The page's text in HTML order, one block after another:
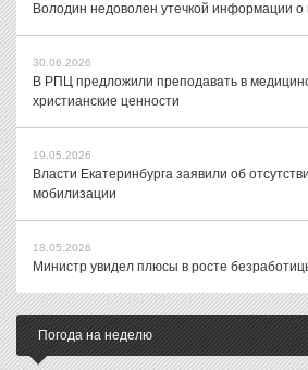
Володин недоволен утечкой информации
30.06.2026
В РПЦ предложили преподавать в
христианские ценности
19.05.2026
Власти Екатеринбурга заявили об
мобилизации
18.05.2026
Министр увидел плюсы в росте
Погода на неделю